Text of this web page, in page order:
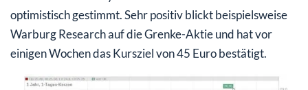
optimistisch gestimmt. Sehr positiv blickt beispielsweise
Warburg Research auf die Grenke-Aktie und hat vor
einigen Wochen das Kursziel von 45 Euro bestätigt.